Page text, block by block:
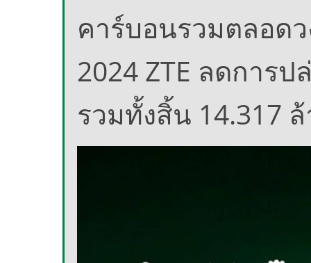
คาร์บอนรวมตลอด
2024 ZTE ลดการป
รวมทั้งสิ้น 14.317